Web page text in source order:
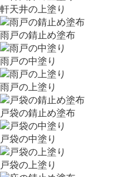
軒天井の上塗り
雨戸の錆止め塗布
雨戸の中塗り
雨戸の上塗り
戸袋の錆止め塗布
戸袋の中塗り
戸袋の上塗り